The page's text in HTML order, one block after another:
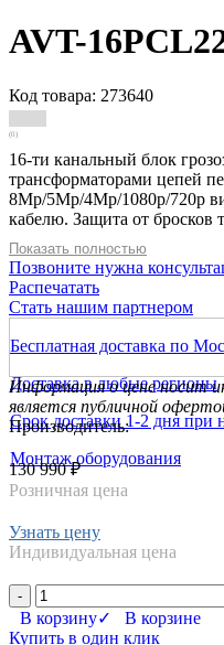
AVT-
Код товара: 273640
(0)
16-ти канальный блок
трансформаторами цепей
8Mp/5Мp/4Мp/1080p/720p
кабелю. Защита от бросков
грозовыми разрядами,
импульсными наводками,
сетевого напряжения в
помех на изображении, в
токовой «земляной»
напряжению от 5,6В / по
защита: НЧ защита
защита по напряжению от
вносит искажений в
видеосигналы.
Установка в 19" стойку
Выходы - BNCx16.; -
Показать полностью
Позвоните нужна
Распечатать
Стать нашим партнером
Бесплатная доставка по
Доставка в любые регионы
Срок доставки 1-2 дня при
Монтаж оборудования
Информация о цене носит
является публичной
Производитель:
130 990 ₽
Розничная цена
Узнать цену
Индивидуальная цена
-
В корзину✓ В корзине
Купить в один клик